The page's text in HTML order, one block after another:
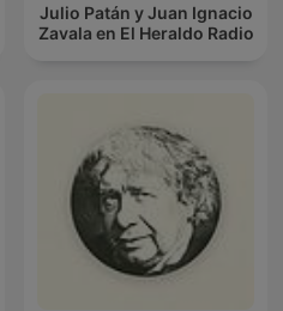
Julio Patán y Juan Ignacio
Zavala en El Heraldo Radio